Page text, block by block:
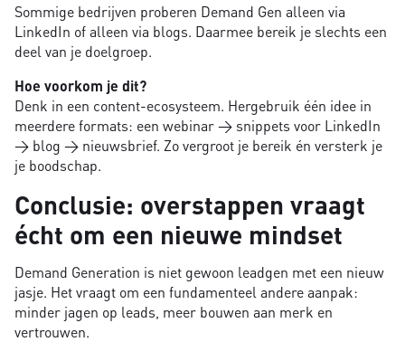
Sommige bedrijven proberen Demand Gen alleen via
LinkedIn of alleen via blogs. Daarmee bereik je slechts een
deel van je doelgroep.
Hoe voorkom je dit?
Denk in een content-ecosysteem. Hergebruik één idee in
meerdere formats: een webinar → snippets voor LinkedIn
→ blog → nieuwsbrief. Zo vergroot je bereik én versterk je
je boodschap.
Conclusie: overstappen vraagt
écht om een nieuwe mindset
Demand Generation is niet gewoon leadgen met een nieuw
jasje. Het vraagt om een fundamenteel andere aanpak:
minder jagen op leads, meer bouwen aan merk en
vertrouwen.